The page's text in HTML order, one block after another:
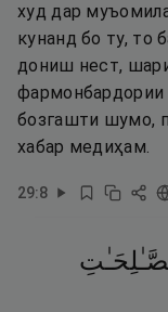
худ дар
кунанд бо ту, то
дониш нест,
фармонбардории
бозгашти шумо,
хабар медиҳам.
29:8